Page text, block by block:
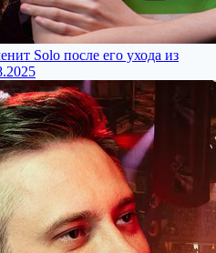
Solo после его ухода из